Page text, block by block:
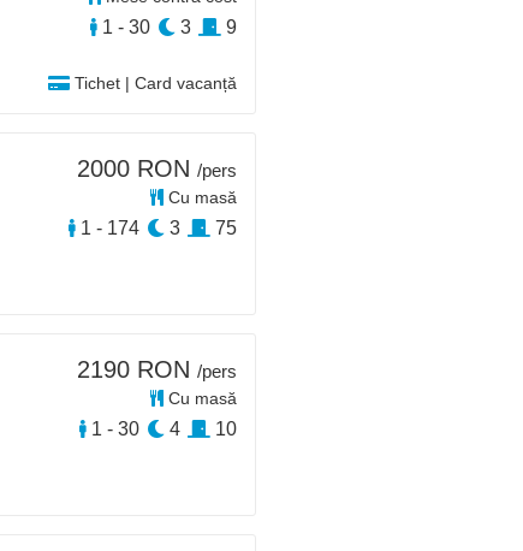
Tichet | Card vacanță
1 - 30 3 9
2000 RON /pers
Cu masă
1 - 174 3 75
2190 RON /pers
Cu masă
1 - 30 4 10